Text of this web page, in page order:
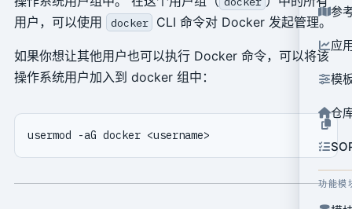
参
应
模
仓
功能模
用户，可以使用
docker CLI 命令对 Docker 发起管理。
如果你想让其他用户也可以执行 Docker 命令，可以将该
操作系统用户加入到 docker 组中：